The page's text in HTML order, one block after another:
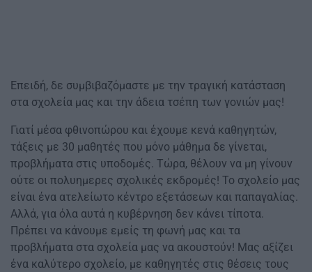
Επειδή, δε συμβιβαζόμαστε με την τραγική κατάσταση
στα σχολεία μας και την άδεια τσέπη των γονιών μας!
Γιατί μέσα φθινοπώρου και έχουμε κενά καθηγητών,
τάξεις με 30 μαθητές που μόνο μάθημα δε γίνεται,
προβλήματα στις υποδομές. Τώρα, θέλουν να μη γίνουν
ούτε οι πολυημερες σχολικές εκδρομές! Το σχολείο μας
είναι ένα ατελείωτο κέντρο εξετάσεων και παπαγαλίας.
Αλλά, για όλα αυτά η κυβέρνηση δεν κάνει τίποτα.
Πρέπει να κάνουμε εμείς τη φωνή μας και τα
προβλήματα στα σχολεία μας να ακουστούν! Μας αξίζει
ένα καλύτερο σχολείο, με καθηγητές στις θέσεις τους